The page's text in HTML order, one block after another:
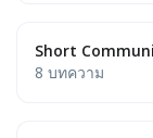
Short
8 บทความ